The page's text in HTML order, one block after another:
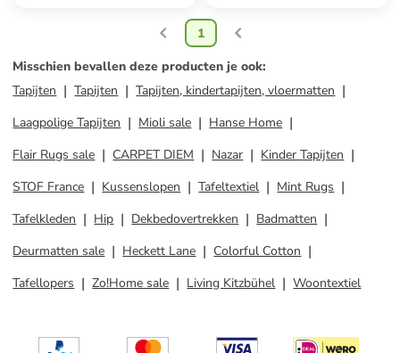
1
Misschien bevallen deze producten je ook:
Tapijten
Tapijten
Tapijten, kindertapijten, vloermatten
Laagpolige Tapijten
Mioli sale
Hanse Home
Flair Rugs sale
CARPET DIEM Nazar
Kinder Tapijten
STOF France
Kussenslopen Tafeltextiel
Mint Rugs
Tafelkleden
Hip Dekbedovertrekken
Badmatten
Deurmatten sale
Heckett Lane
Colorful Cotton
Tafellopers
Zo!Home sale Living Kitzbühel Woontextiel